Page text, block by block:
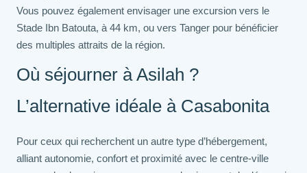
Vous pouvez également envisager une excursion vers le
Stade Ibn Batouta, à 44 km, ou vers Tanger pour bénéficier
des multiples attraits de la région.
Où séjourner à Asilah ?
L’alternative idéale à Casabonita
Pour ceux qui recherchent un autre type d’hébergement,
alliant autonomie, confort et proximité avec le centre-ville